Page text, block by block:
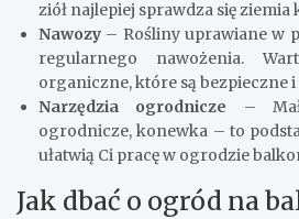
ziół najlepiej sprawdza się ziemia
Nawozy – Rośliny uprawiane w
regularnego nawożenia.
organiczne, które są bezpieczne
Narzędzia ogrodnicze –
ogrodnicze, konewka – to
ułatwią Ci pracę w ogrodzie
Jak dbać o ogród na